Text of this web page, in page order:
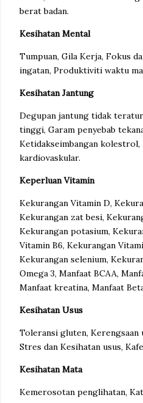
berat badan.
Kesihatan Mental
Tumpuan, Gila Kerja, Fokus
ingatan, Produktiviti waktu
Kesihatan Jantung
Degupan jantung tidak
tinggi, Garam penyebab
Ketidakseimbangan kolestrol,
kardiovaskular.
Keperluan Vitamin
Kekurangan Vitamin D,
Kekurangan zat besi,
Kekurangan potasium,
Vitamin B6, Kekurangan
Kekurangan selenium,
Omega 3, Manfaat BCAA,
Manfaat kreatina, Manfaat
Kesihatan Usus
Toleransi gluten, Kerengsaan
Stres dan Kesihatan usus,
Kesihatan Mata
Kemerosotan penglihatan,